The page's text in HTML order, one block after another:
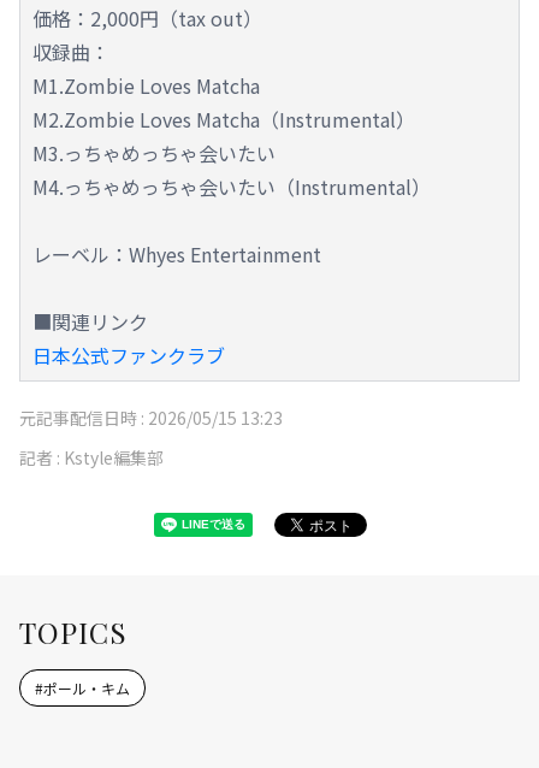
価格：2,000円（tax out）
収録曲：
M1.Zombie Loves Matcha
M2.Zombie Loves Matcha（Instrumental）
M3.っちゃめっちゃ会いたい
M4.っちゃめっちゃ会いたい（Instrumental）
レーベル：Whyes Entertainment
■関連リンク
日本公式ファンクラブ
元記事配信日時 : 2026/05/15 13:23
記者 : Kstyle編集部
TOPICS
#ポール・キム